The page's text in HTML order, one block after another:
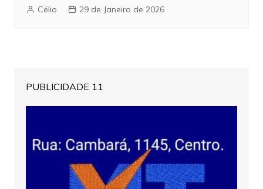
Célio 29 de Janeiro de 2026
PUBLICIDADE 11